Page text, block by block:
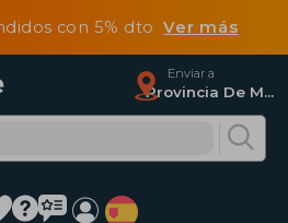
con 5% dtoVer más
Enviar a
Provincia De Madrid